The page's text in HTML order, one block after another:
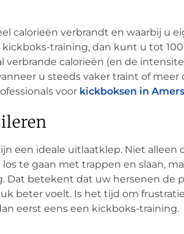
calorieën verbrandt en waarbij u
training, dan kunt u tot
calorieën (en de
u steeds vaker traint of meer
voor kickboksen in
een ideale uitlaatklep. Niet
te gaan met trappen en slaan,
betekent dat uw hersenen de
beter voelt. Is het tijd om
eerst eens een kickboks-training.